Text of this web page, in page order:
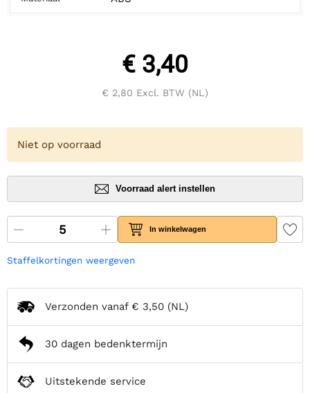
€ 3,40
€ 2,80 Excl. BTW (NL)
Niet op voorraad
Voorraad alert instellen
In winkelwagen
Staffelkortingen weergeven
Verzonden vanaf € 3,50 (NL)
30 dagen bedenktermijn
Uitstekende service